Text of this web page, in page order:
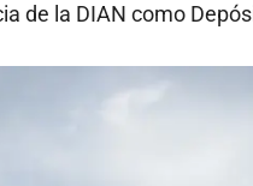
de la DIAN como